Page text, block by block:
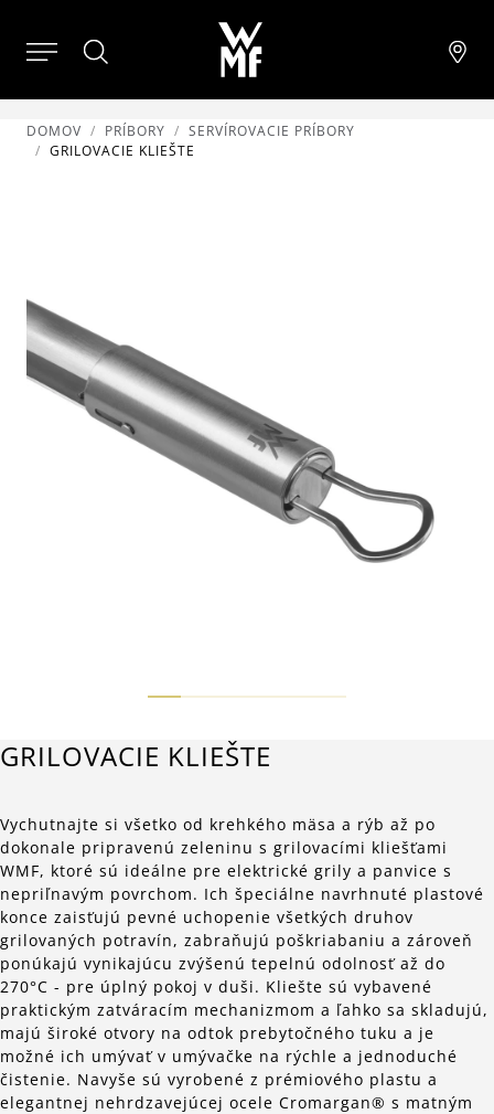
DOMOV PRÍBORY
SERVÍROVACIE PRÍBORY
GRILOVACIE KLIEŠTE
GRILOVACIE KLIEŠTE
Vychutnajte si všetko od krehkého mäsa a rýb až po
dokonale pripravenú zeleninu s grilovacími kliešťami
WMF, ktoré sú ideálne pre elektrické grily a panvice s
nepriľnavým povrchom. Ich špeciálne navrhnuté plastové
konce zaisťujú pevné uchopenie všetkých druhov
grilovaných potravín, zabraňujú poškriabaniu a zároveň
ponúkajú vynikajúcu zvýšenú tepelnú odolnosť až do
270°C - pre úplný pokoj v duši. Kliešte sú vybavené
praktickým zatváracím mechanizmom a ľahko sa skladujú,
majú široké otvory na odtok prebytočného tuku a je
možné ich umývať v umývačke na rýchle a jednoduché
čistenie. Navyše sú vyrobené z prémiového plastu a
elegantnej nehrdzavejúcej ocele Cromargan® s matným